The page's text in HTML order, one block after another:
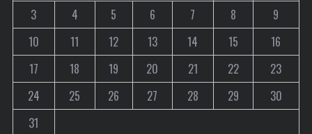
3
4 5 6 7 8
9
10
11 12 13 14 15
16
17
18 19 20 21 22
23
24
25 26 27 28 29
30
31